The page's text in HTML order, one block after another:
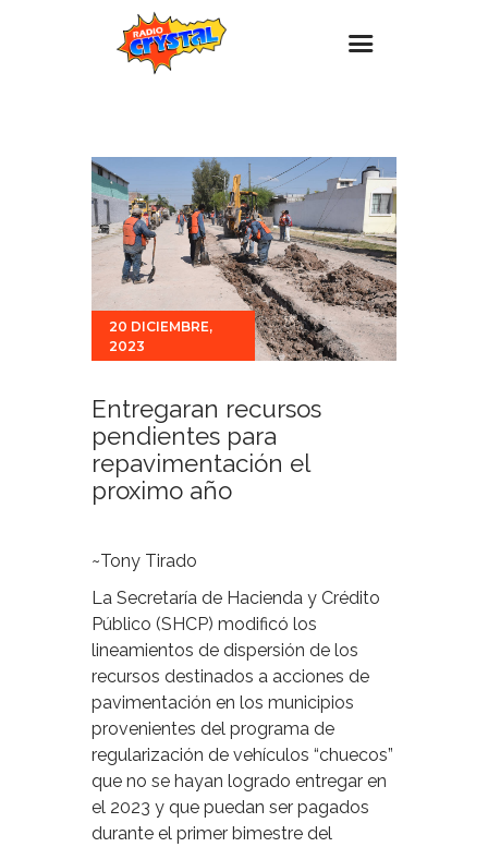
Estaciones
Eventos
Promociones
Noticias
Para ti
Contacto
20 DICIEMBRE,
2023
Entregaran recursos
pendientes para
repavimentación el
proximo año
~Tony Tirado
La Secretaría de Hacienda y Crédito
Público (SHCP) modificó los
lineamientos de dispersión de los
recursos destinados a acciones de
pavimentación en los municipios
provenientes del programa de
regularización de vehículos “chuecos”
que no se hayan logrado entregar en
el 2023 y que puedan ser pagados
durante el primer bimestre del